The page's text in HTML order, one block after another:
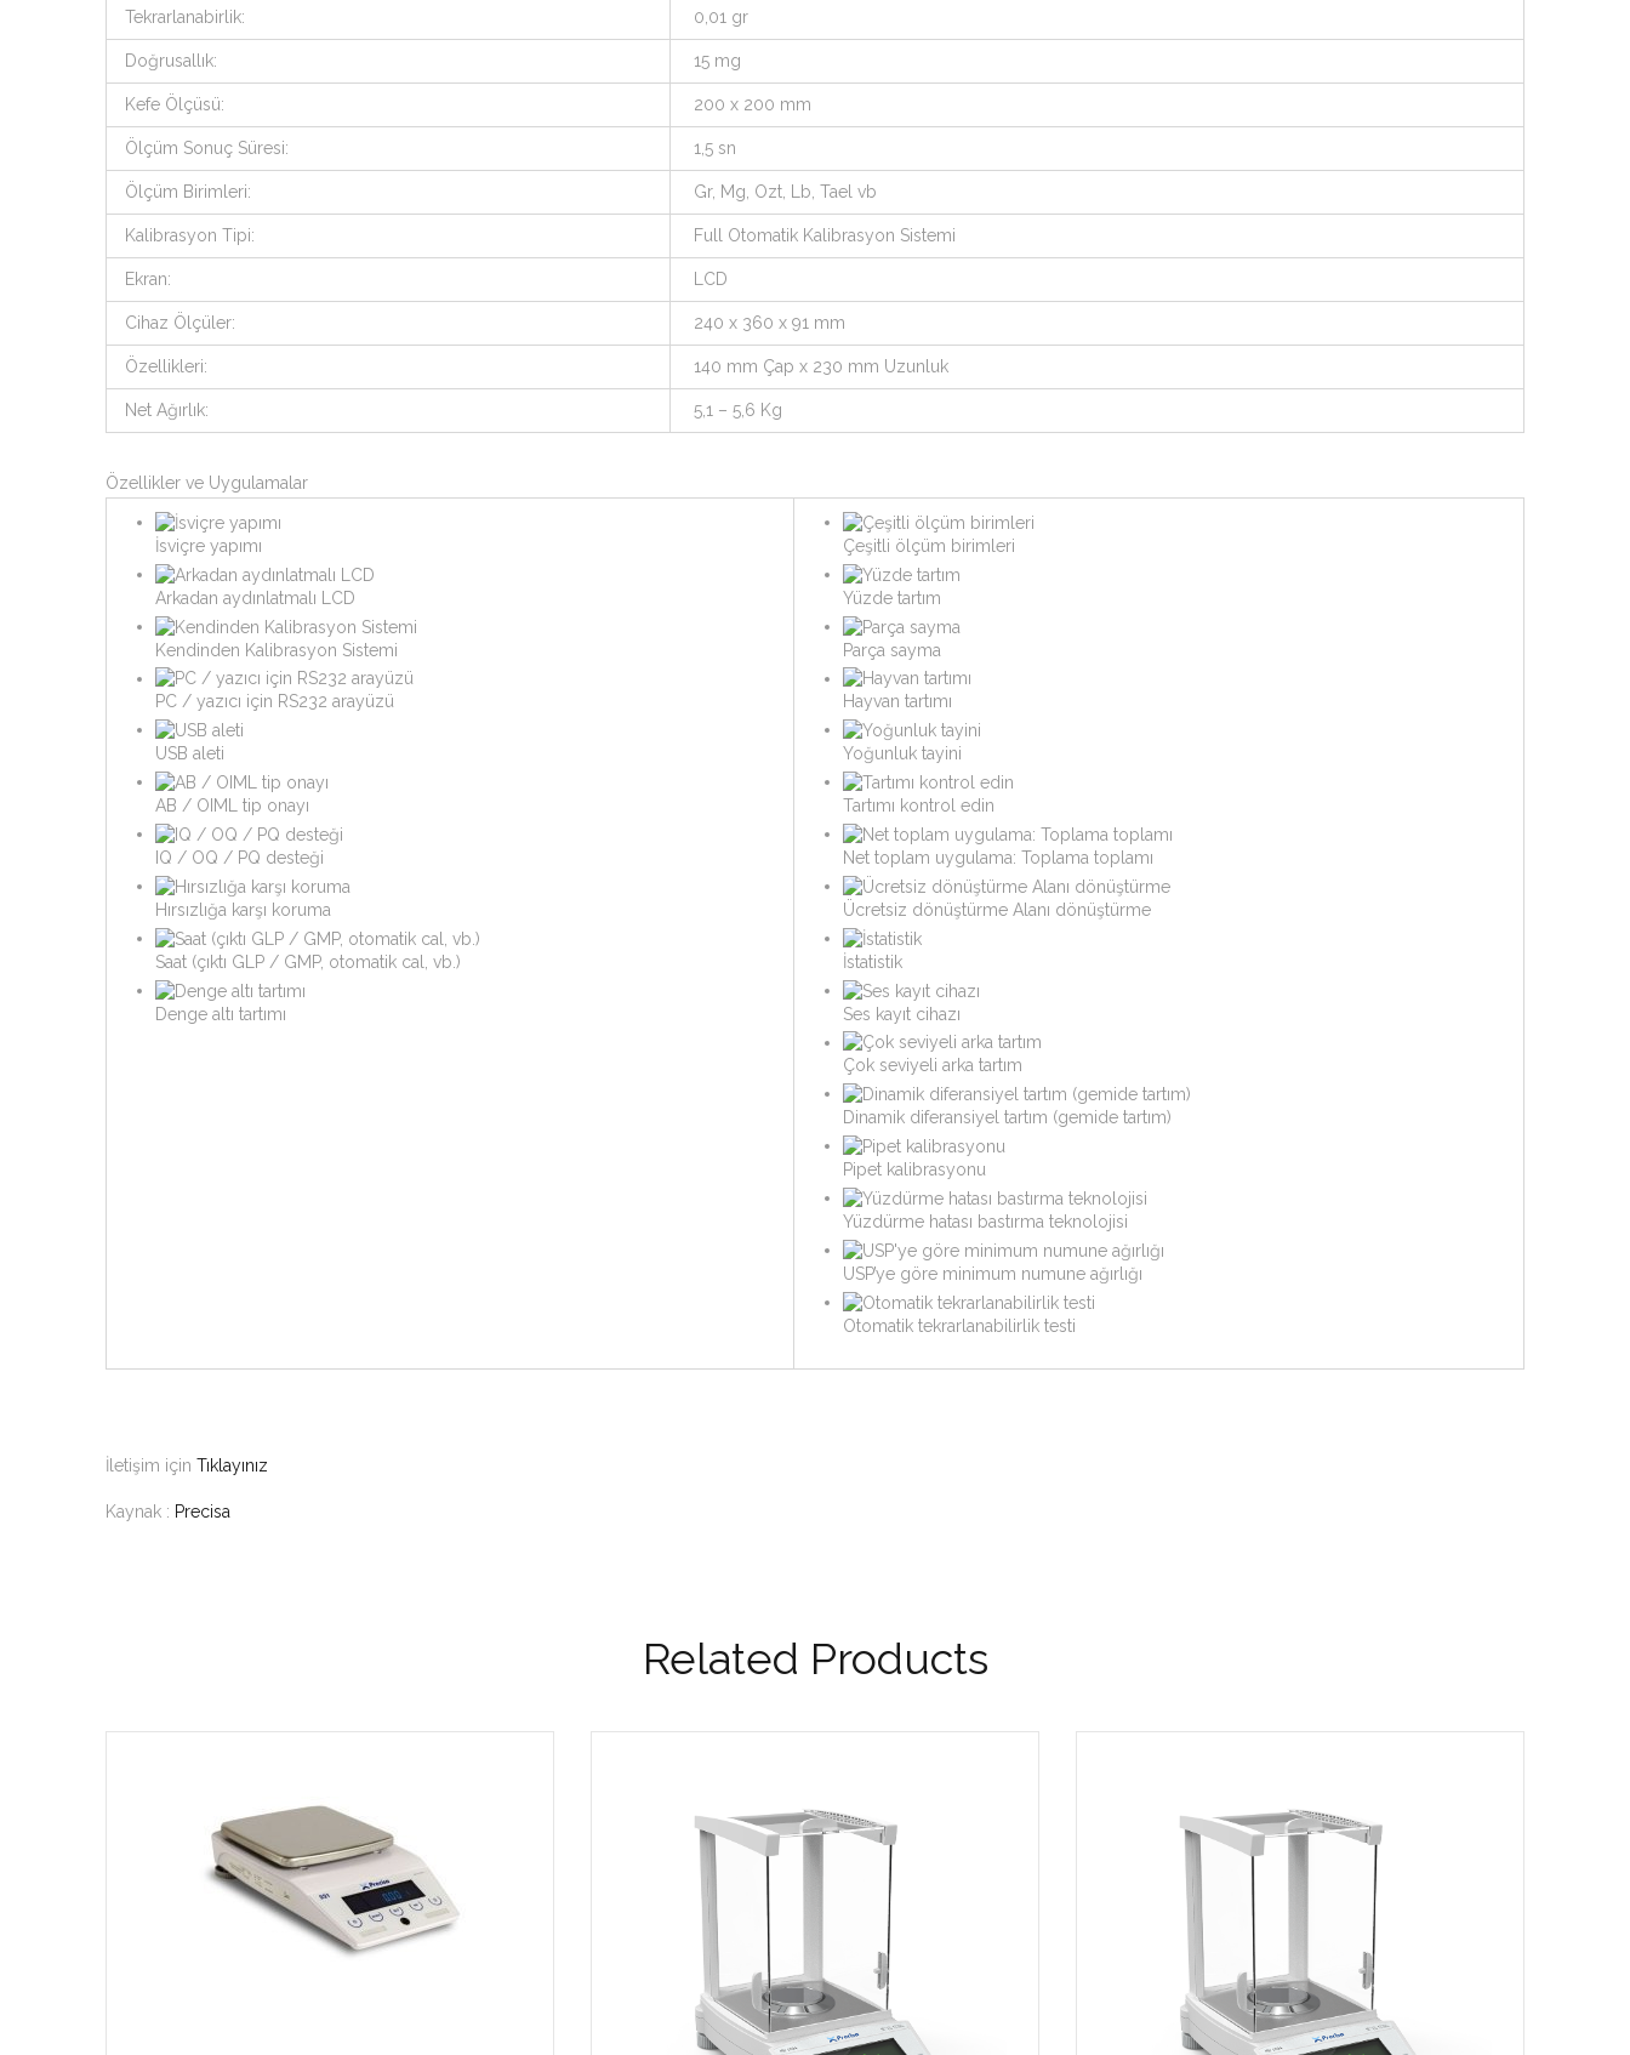
Tekrarlanabirlik: 0,01 gr
Doğrusallık: 15 mg
Kefe Ölçüsü: 200 x 200 mm
Ölçüm Sonuç Süresi: 1,5 sn
Ölçüm Birimleri: Gr, Mg, Ozt, Lb, Tael vb
Kalibrasyon Tipi: Full Otomatik Kalibrasyon Sistemi
Ekran: LCD
Cihaz Ölçüler: 240 x 360 x 91 mm
Özellikleri: 140 mm Çap x 230 mm Uzunluk
Net Ağırlık: 5,1 – 5,6 Kg
Özellikler ve Uygulamalar
İsviçre yapımı
Arkadan aydınlatmalı LCD
Kendinden Kalibrasyon Sistemi
PC / yazıcı için RS232 arayüzü
USB aleti
AB / OIML tip onayı
IQ / OQ / PQ desteği
Hırsızlığa karşı koruma
Saat (çıktı GLP / GMP, otomatik cal, vb.)
Denge altı tartımı
Çeşitli ölçüm birimleri
Yüzde tartım
Parça sayma
Hayvan tartımı
Yoğunluk tayini
Tartımı kontrol edin
Net toplam uygulama: Toplama toplamı
Ücretsiz dönüştürme Alanı dönüştürme
İstatistik
Ses kayıt cihazı
Çok seviyeli arka tartım
Dinamik diferansiyel tartım (gemide tartım)
Pipet kalibrasyonu
Yüzdürme hatası bastırma teknolojisi
USP’ye göre minimum numune ağırlığı
Otomatik tekrarlanabilirlik testi
İletişim için Tıklayınız
Kaynak : Precisa
Related Products